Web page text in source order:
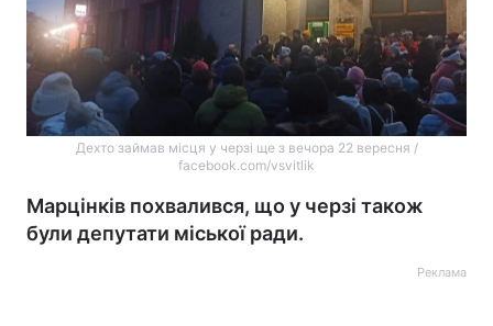
Дехто займав місця у черзі ще з вечора 22 вересня /
facebook.com/vsvitlik
Марцінків похвалився, що у черзі також
були депутати міської ради.
Реклама